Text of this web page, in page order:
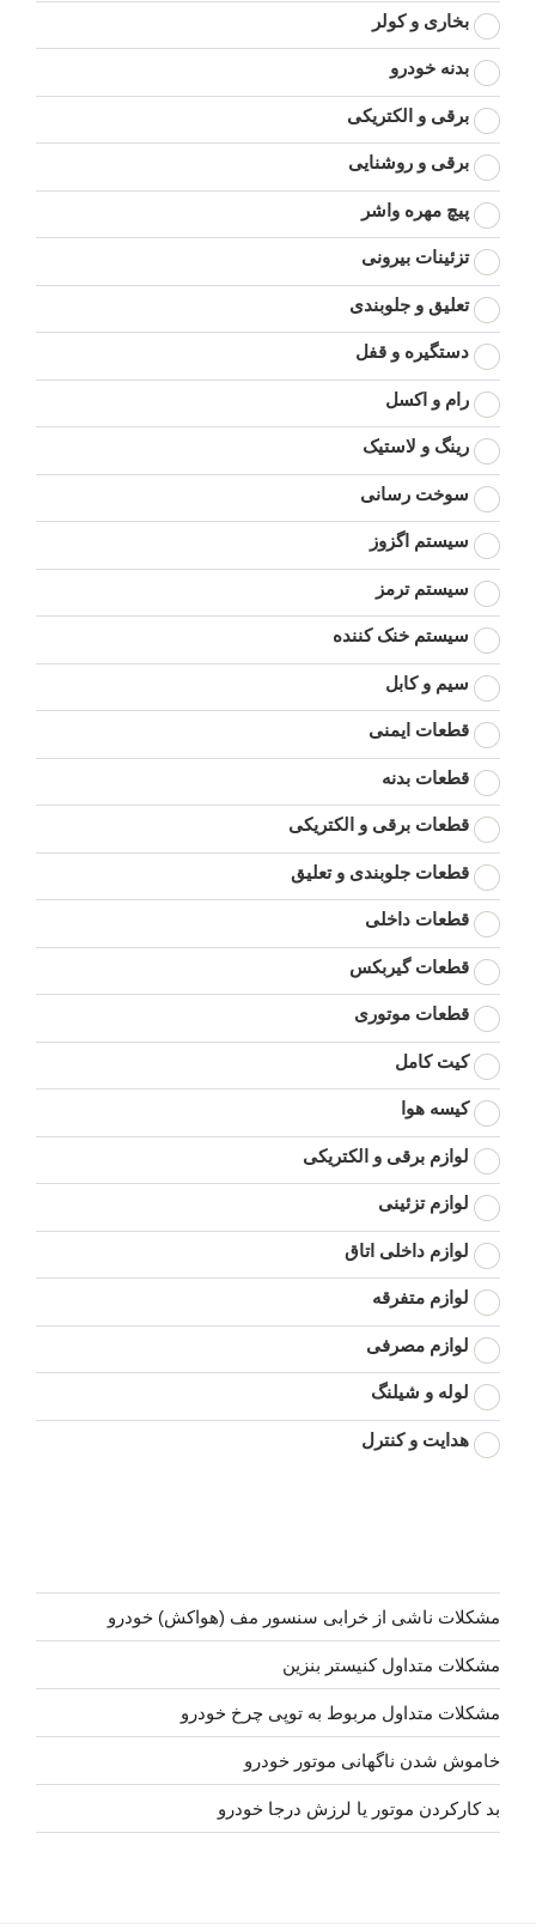
بخاری و کولر
بدنه خودرو
برقی و الکتریکی
برقی و روشنایی
پیچ مهره واشر
تزئینات بیرونی
تعلیق و جلوبندی
دستگیره و قفل
رام و اکسل
رینگ و لاستیک
سوخت رسانی
سیستم اگزوز
سیستم ترمز
سیستم خنک کننده
سیم و کابل
قطعات ایمنی
قطعات بدنه
قطعات برقی و الکتریکی
قطعات جلوبندی و تعلیق
قطعات داخلی
قطعات گیربکس
قطعات موتوری
کیت کامل
کیسه هوا
لوازم برقی و الکتریکی
لوازم تزئینی
لوازم داخلی اتاق
لوازم متفرقه
لوازم مصرفی
لوله و شیلنگ
هدایت و کنترل
مشکلات ناشی از خرابی سنسور مف (هواکش) خودرو
مشکلات متداول کنیستر بنزین
مشکلات متداول مربوط به توپی چرخ خودرو
خاموش شدن ناگهانی موتور خودرو
بد کارکردن موتور یا لرزش درجا خودرو